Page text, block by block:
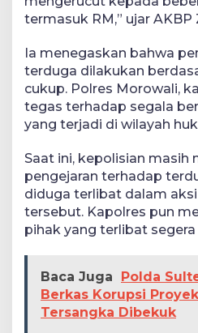
termasuk RM,” ujar AKBP
Ia menegaskan bahwa
terduga dilakukan
cukup. Polres Morowali,
tegas terhadap segala
yang terjadi di wilayah
Saat ini, kepolisian masih
pengejaran terhadap
diduga terlibat dalam
tersebut. Kapolres pun
pihak yang terlibat
Baca Juga
Polda
Berkas Korupsi
Tersangka Dibekuk